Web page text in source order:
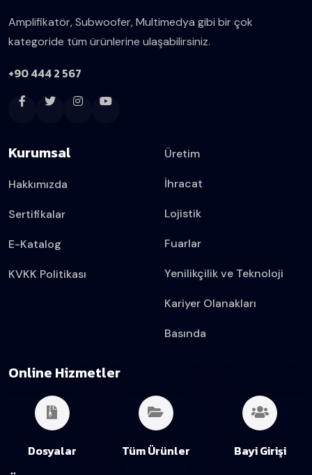
Amplifikatör, Subwoofer, Multimedya gibi bir çok
kategoride tüm ürünlerine ulaşabilirsiniz.
+90 444 2 567
Kurumsal
Hakkımızda
Sertifikalar
E-Katalog
KVKK Politikası
Üretim
İhracat
Lojistik
Fuarlar
Yenilikçilik ve Teknoloji
Kariyer Olanakları
Basında
Online Hizmetler
Dosyalar Tüm Ürünler Bayi Girişi